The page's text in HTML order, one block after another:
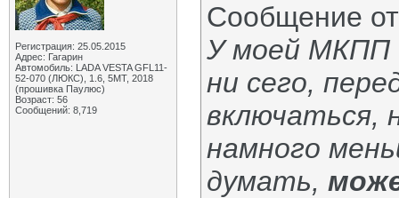
Регистрация: 25.05.2015
Адрес: Гагарин
Автомобиль: LADA VESTA GFL11-
52-070 (ЛЮКС), 1.6, 5МТ, 2018
(прошивка Паулюс)
Возраст: 56
Сообщений: 8,719
Сообщение
У моей МКПП
ни сего,
включаться,
намного
думать,